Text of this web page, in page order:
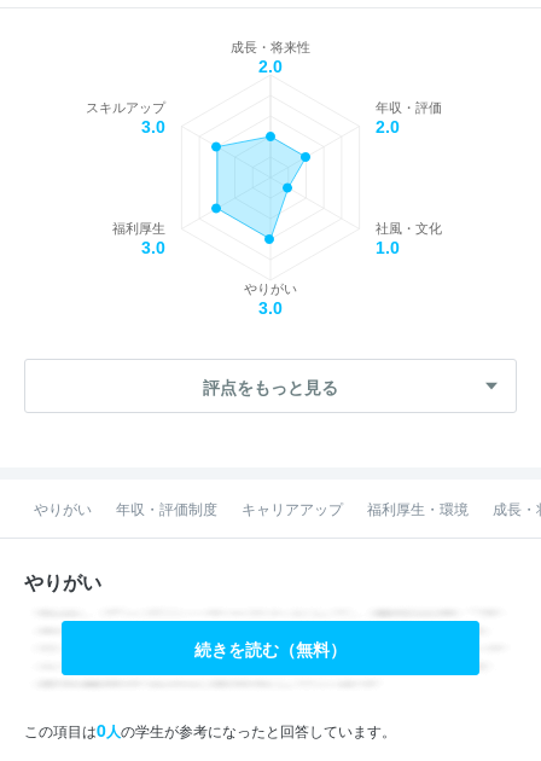
成長・将来性
2.0
年収・評価
2.0
社風・文化
1.0
やりがい
3.0
福利厚生
3.0
スキルアップ
3.0
評点をもっと見る
やりがい 年収・評価制度 キャリアアップ 福利厚生・環境 成長・
やりがい
続きを読む（無料）
この項目は0人の学生が参考になったと回答しています。